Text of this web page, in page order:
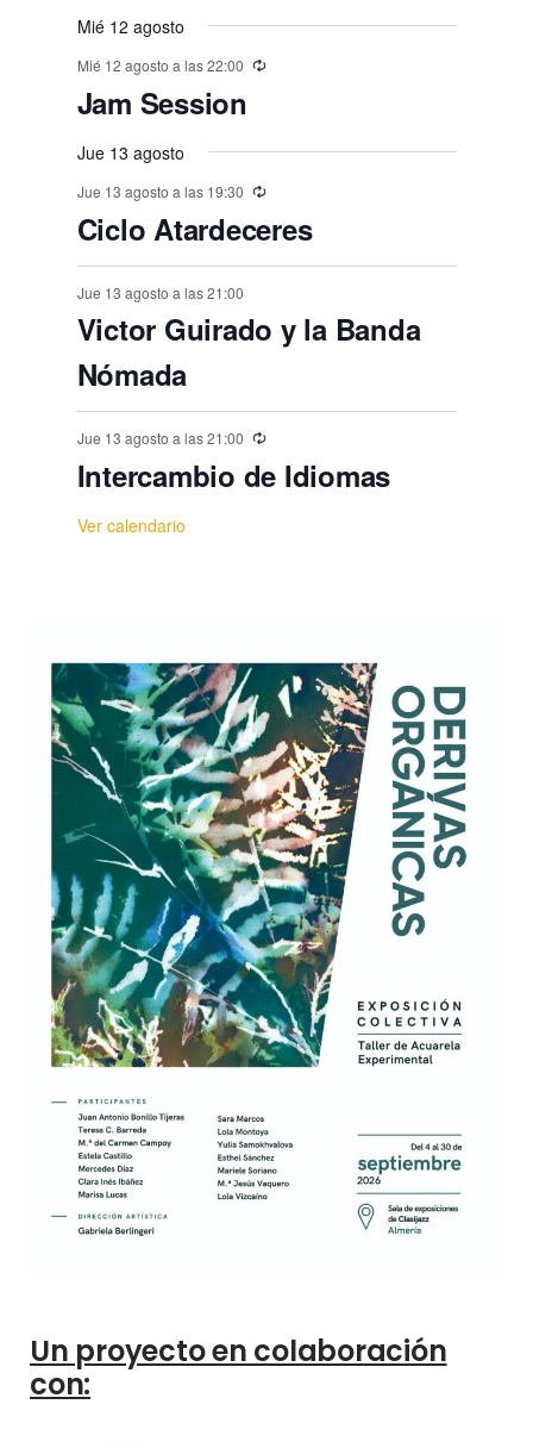
e
n
t
o
s
,
,
,
s
,
s
,
s
,
s
,
s
o
s
,
o
s
,
o
,
o
s
o
o
o
o
t
o
,
o
,
t
,
Mié 12 agosto
Mié 12 agosto a las 22:00
Jam Session
Jue 13 agosto
Jue 13 agosto a las 19:30
Ciclo Atardeceres
Jue 13 agosto a las 21:00
Victor Guirado y la Banda
Nómada
Jue 13 agosto a las 21:00
Intercambio de Idiomas
Ver calendario
Un proyecto en colaboración
con: